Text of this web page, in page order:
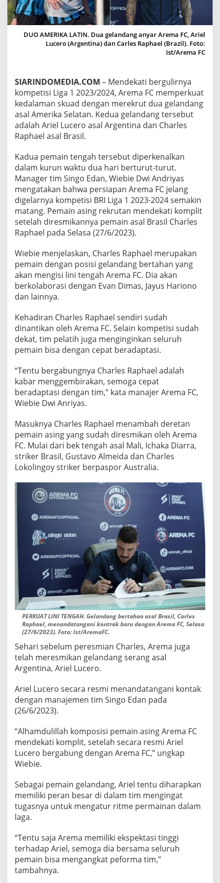
A
D
A
R
E
C
R
E
S
M
I
R
K
R
U
T
D
U
A
E
L
N
D
N
G
A
A
M
E
I
K
A
S
E
A
A
N
DUO AMERIKA LATIN. Dua gelandang anyar Arema FC, Ariel
Lucero (Argentina) dan Carles Raphael (Brazil). Foto:
Ist/Arema FC
SIARINDOMEDIA.COM – Mendekati bergulirnya
kompetisi Liga 1 2023/2024, Arema FC memperkuat
kedalaman skuad dengan merekrut dua gelandang
asal Amerika Selatan. Kedua gelandang tersebut
adalah Ariel Lucero asal Argentina dan Charles
Raphael asal Brasil.
Kadua pemain tengah tersebut diperkenalkan
dalam kurun waktu dua hari berturut-turut.
Manager tim Singo Edan, Wiebie Dwi Andriyas
mengatakan bahwa persiapan Arema FC jelang
digelarnya kompetisi BRI Liga 1 2023-2024 semakin
matang. Pemain asing rekrutan mendekati komplit
setelah diresmikannya pemain asal Brasil Charles
Raphael pada Selasa (27/6/2023).
Wiebie menjelaskan, Charles Raphael merupakan
pemain dengan posisi gelandang bertahan yang
akan mengisi lini tengah Arema FC. Dia akan
berkolaborasi dengan Evan Dimas, Jayus Hariono
dan lainnya.
Kehadiran Charles Raphael sendiri sudah
dinantikan oleh Arema FC. Selain kompetisi sudah
dekat, tim pelatih juga menginginkan seluruh
pemain bisa dengan cepat beradaptasi.
“Tentu bergabungnya Charles Raphael adalah
kabar menggembirakan, semoga cepat
beradaptasi dengan tim,” kata manajer Arema FC,
Wiebie Dwi Anriyas.
Masuknya Charles Raphael menambah deretan
pemain asing yang sudah diresmikan oleh Arema
FC. Mulai dari bek tengah asal Mali, Ichaka Diarra,
striker Brasil, Gustavo Almeida dan Charles
Lokolingoy striker berpaspor Australia.
PERKUAT LINI TENGAH. Gelandang bertahan asal Brasil, Carles
Raphael, menandatangani kontrak baru dengan Arema FC, Selasa
(27/6/2023). Foto: Ist/AremaFC.
Sehari sebelum peresmian Charles, Arema juga
telah meresmikan gelandang serang asal
Argentina, Ariel Lucero.
Ariel Lucero secara resmi menandatangani kontak
dengan manajemen tim Singo Edan pada
(26/6/2023).
“Alhamdulillah komposisi pemain asing Arema FC
mendekati komplit, setelah secara resmi Ariel
Lucero bergabung dengan Arema FC,” ungkap
Wiebie.
Sebagai pemain gelandang, Ariel tentu diharapkan
memiliki peran besar di dalam tim mengingat
tugasnya untuk mengatur ritme permainan dalam
laga.
“Tentu saja Arema memiliki ekspektasi tinggi
terhadap Ariel, semoga dia bersama seluruh
pemain bisa mengangkat peforma tim,”
tambahnya.